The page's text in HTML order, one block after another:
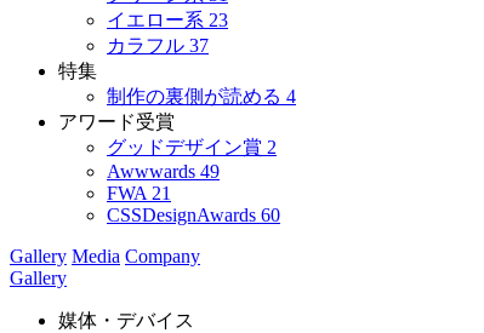
イエロー系 23
カラフル 37
特集
制作の裏側が読める 4
アワード受賞
グッドデザイン賞 2
Awwwards 49
FWA 21
CSSDesignAwards 60
Gallery Media Company
Gallery
媒体・デバイス